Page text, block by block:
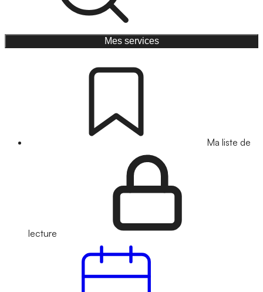
Mes services
Ma liste de
lecture